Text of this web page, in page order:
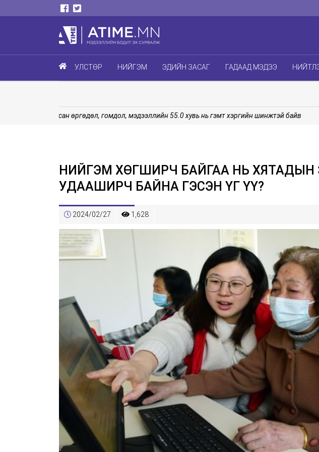
УЛСТӨР НИЙГЭМ ЭДИЙН ЗАСАГ ГАДААД МЭДЭЭ
Хүлээн авсан өргөдөл, гомдол, мэдээллийн 55.0 хувь нь гэмт хэргийн шинжтэй байв
НИЙГЭМ ХӨГШИРЧ БАЙГАА НЬ ХЯТАДЫН
УДААШИРЧ БАЙНА ГЭСЭН ҮГ ҮҮ?
2024/02/27 1,628